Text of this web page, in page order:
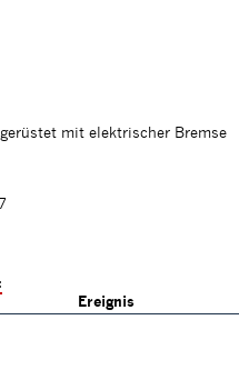
mit elektrischer Bremse
Ereignis